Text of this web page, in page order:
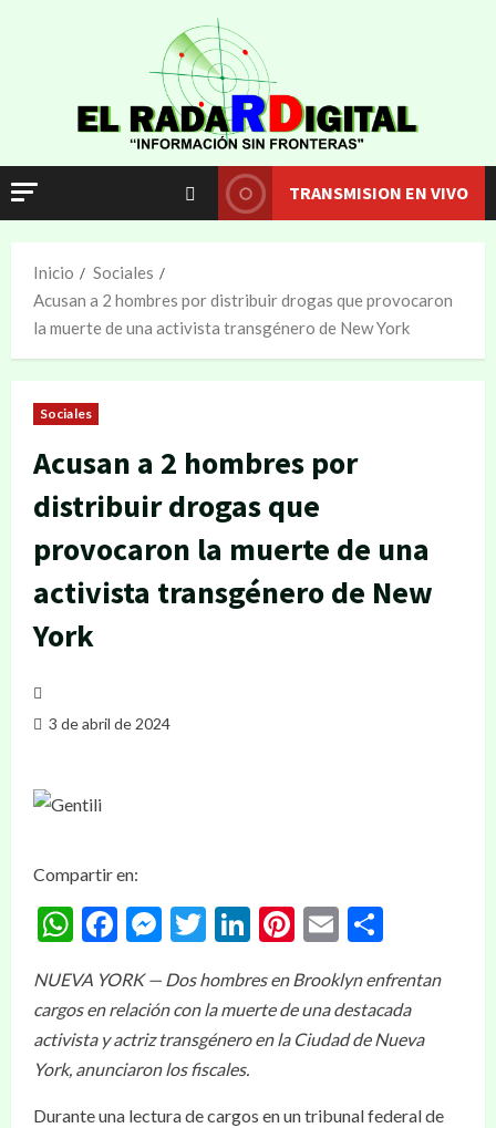
TRANSMISION EN VIVO
Inicio
Sociales
Acusan a 2 hombres por distribuir drogas que provocaron
la muerte de una activista transgénero de New York
Sociales
Acusan a 2 hombres por
distribuir drogas que
provocaron la muerte de una
activista transgénero de New
York
3 de abril de 2024
Compartir en:
WhatsApp
Facebook
Messenger
Twitter
LinkedIn
Pinterest
Email
NUEVA YORK — Dos hombres en Brooklyn enfrentan
cargos en relación con la muerte de una destacada
activista y actriz transgénero en la Ciudad de Nueva
York, anunciaron los fiscales.
Durante una lectura de cargos en un tribunal federal de